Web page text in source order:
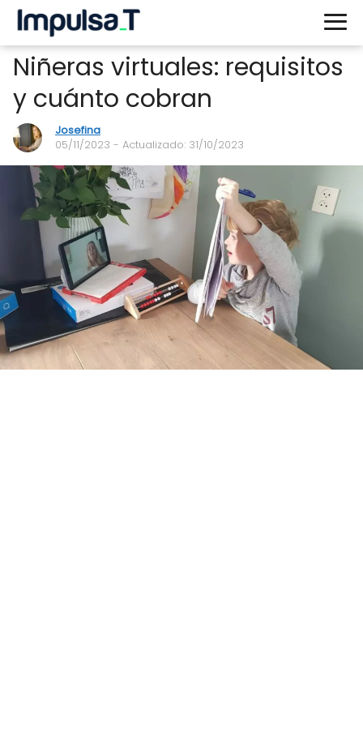
Niñeras virtuales: requisitos
y cuánto cobran
Josefina
05/11/2023 - Actualizado: 31/10/2023